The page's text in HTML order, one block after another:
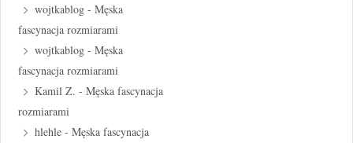
wojtkablog -Męska
fascynacja rozmiarami
wojtkablog -Męska
fascynacja rozmiarami
Kamil Z. -Męska fascynacja
rozmiarami
hlehle -Męska fascynacja